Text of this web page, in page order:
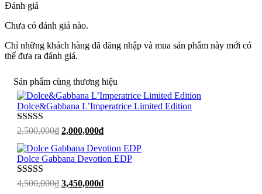
Đánh giá
Chưa có đánh giá nào.
Chỉ những khách hàng đã đăng nhập và mua sản phẩm này mới có
thể đưa ra đánh giá.
Sản phẩm cùng thương hiệu
Dolce&Gabbana L’Imperatrice Limited Edition
Được xếp
2,500,000₫ Giá
là:
2,500,000₫.
2,000,000₫Giá
tại
là:
Dolce Gabbana Devotion EDP
Được xếp
4,500,000₫ Giá
3,450,000₫Giá